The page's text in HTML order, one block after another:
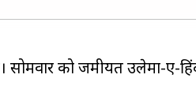
को जमीयत उलेमा-ए-